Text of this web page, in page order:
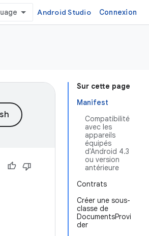
Android Studio Connexion
Sur cette page
Manifest
Compatibilité
avec les
appareils
équipés
d'Android 4.3
ou version
antérieure
Contrats
Créer une sous-
classe de
DocumentsProvi
der